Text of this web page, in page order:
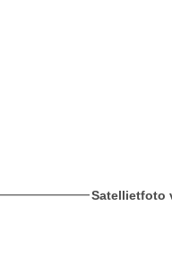
Satellietfoto